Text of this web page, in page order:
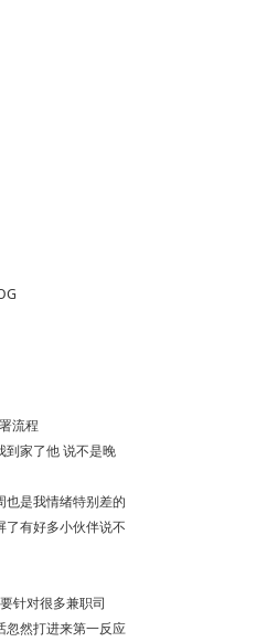
流程
到家了他 说不是晚
也是我情绪特别差的
了有好多小伙伴说不
针对很多兼职司
忽然打进来第一反应